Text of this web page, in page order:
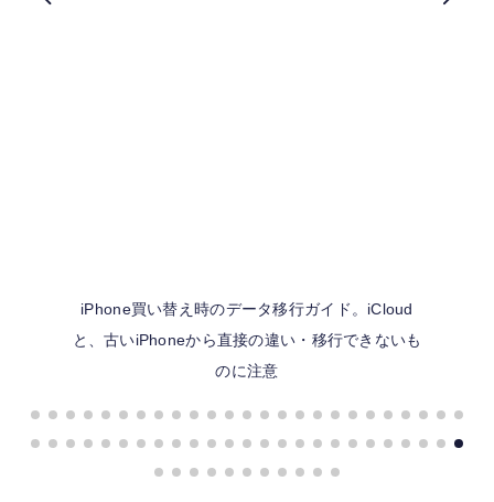
iPhone買い替え時のデータ移行ガイド。iCloud
と、古いiPhoneから直接の違い・移行できないも
のに注意